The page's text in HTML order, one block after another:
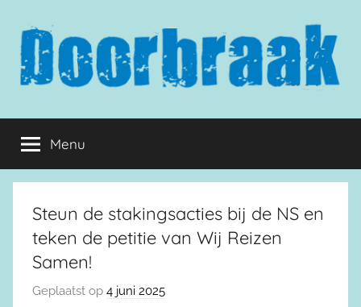
inhoud
springen
Doorbraak.eu
Menu
Steun de stakingsacties bij de NS en
teken de petitie van Wij Reizen
Samen!
Geplaatst op 4 juni 2025